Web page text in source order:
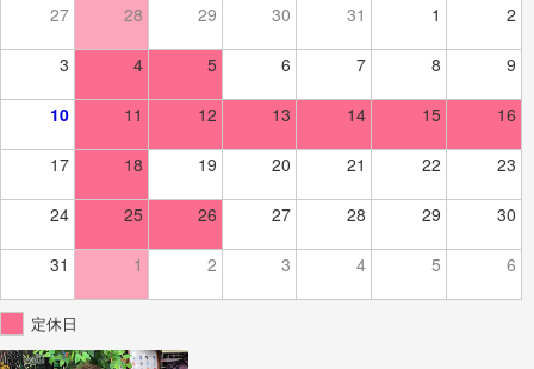
27 28 29 30 31 1 2
3 4 5 6 7 8 9
10 11 12 13 14 15 16
17 18 19 20 21 22 23
24 25 26 27 28 29 30
31 1 2 3 4 5 6
定休日